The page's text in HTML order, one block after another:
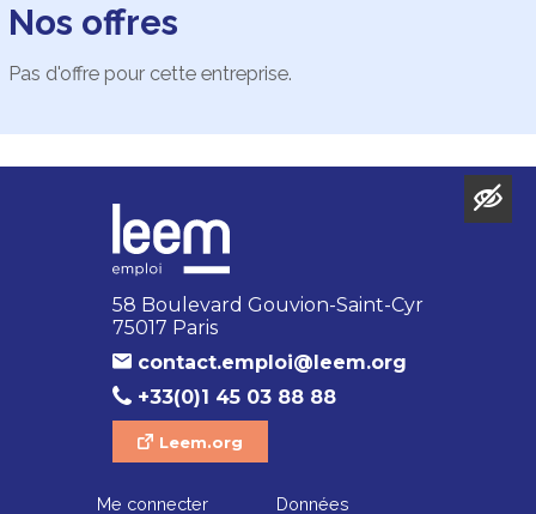
Nos offres
Pas d'offre pour cette entreprise.
58 Boulevard Gouvion-Saint-Cyr
75017 Paris
contact.emploi@leem.org
+33(0)1 45 03 88 88
Leem.org
Me connecter Données